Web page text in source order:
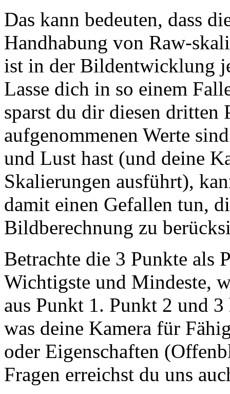
Das kann bedeuten, dass
Handhabung von Raw-
ist in der Bildentwicklung
Lasse dich in so einem
sparst du dir diesen dritten
aufgenommenen Werte
und Lust hast (und deine
Skalierungen ausführt),
damit einen Gefallen tun,
Bildberechnung zu
Betrachte die 3 Punkte als
Wichtigste und Mindeste,
aus Punkt 1. Punkt 2 und
was deine Kamera für
oder Eigenschaften
Fragen erreichst du uns